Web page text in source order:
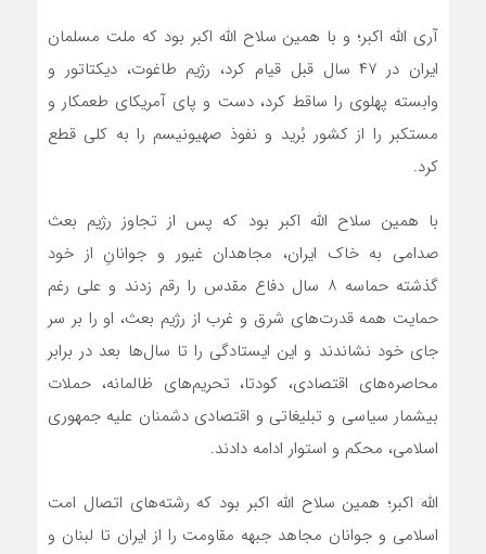
­آری الله اکبر؛ و با همین سلاح الله اکبر بود که ملت مسلمان
ایران در ۴۷ سال قبل قیام کرد، رژیم طاغوت، دیکتاتور و
وابسته پهلوی را ساقط کرد، دست و پای آمریکای طعمکار و
مستکبر را از کشور بُرید و نفوذ صهیونیسم را به کلی قطع
کرد.
­با همین سلاح الله اکبر بود که پس از تجاوز رژیم بعث
صدامی به خاک ایران، مجاهدان غیور و جوانانِ از خود
گذشته حماسه ۸ سال دفاع مقدس را رقم زدند و علی رغم
حمایت همه قدرت‌های شرق و غرب از رژیم بعث، او را بر سر
جای خود نشاندند و این ایستادگی را تا سال‌ها بعد در برابر
محاصره‌های اقتصادی، کودتا، تحریم‌های ظالمانه، حملات
بیشمار سیاسی و تبلیغاتی و اقتصادی دشمنان علیه جمهوری
اسلامی، محکم و استوار ادامه دادند.
­الله اکبر؛ همین سلاح الله اکبر بود که رشته‌های اتصال امت
اسلامی و جوانان مجاهد جبهه مقاومت را از ایران تا لبنان و